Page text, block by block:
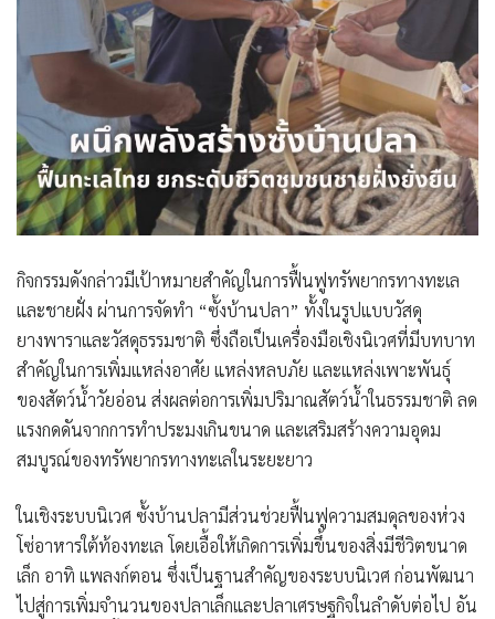
กิจกรรมดังกล่าวมีเป้าหมายสำคัญในการฟื้นฟูทรัพยากรทางทะเล
และชายฝั่ง ผ่านการจัดทำ “ซั้งบ้านปลา” ทั้งในรูปแบบวัสดุ
ยางพาราและวัสดุธรรมชาติ ซึ่งถือเป็นเครื่องมือเชิงนิเวศที่มีบทบาท
สำคัญในการเพิ่มแหล่งอาศัย แหล่งหลบภัย และแหล่งเพาะพันธุ์
ของสัตว์น้ำวัยอ่อน ส่งผลต่อการเพิ่มปริมาณสัตว์น้ำในธรรมชาติ ลด
แรงกดดันจากการทำประมงเกินขนาด และเสริมสร้างความอุดม
สมบูรณ์ของทรัพยากรทางทะเลในระยะยาว
ในเชิงระบบนิเวศ ซั้งบ้านปลามีส่วนช่วยฟื้นฟูความสมดุลของห่วง
โซ่อาหารใต้ท้องทะเล โดยเอื้อให้เกิดการเพิ่มขึ้นของสิ่งมีชีวิตขนาด
เล็ก อาทิ แพลงก์ตอน ซึ่งเป็นฐานสำคัญของระบบนิเวศ ก่อนพัฒนา
ไปสู่การเพิ่มจำนวนของปลาเล็กและปลาเศรษฐกิจในลำดับต่อไป อัน